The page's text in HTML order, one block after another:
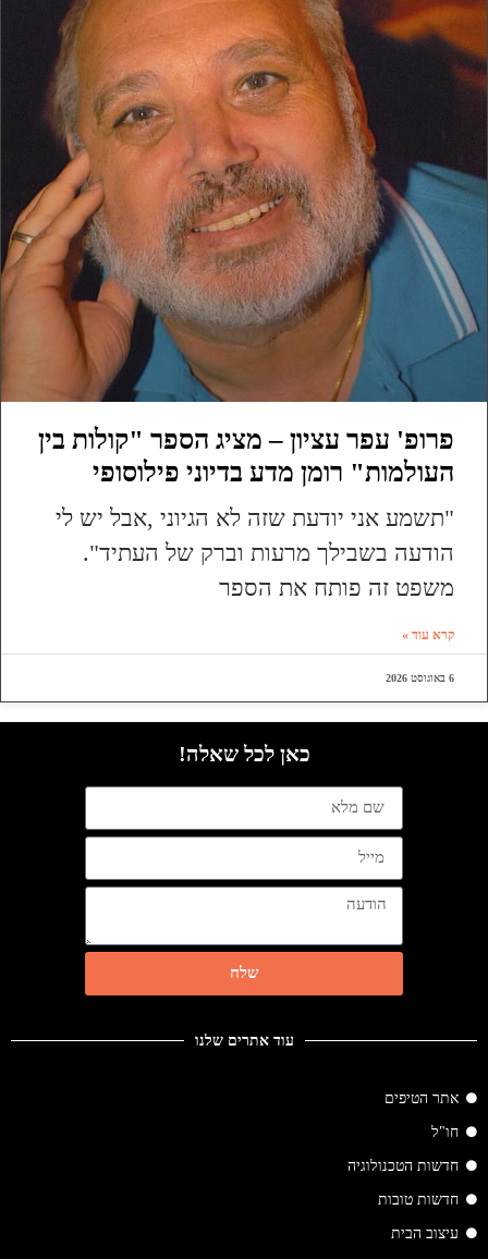
פרופ' עפר עציון – מציג הספר "קולות בין
העולמות" רומן מדע בדיוני פילוסופי
"תשמע אני יודעת שזה לא הגיוני ,אבל יש לי
הודעה בשבילך מרעות וברק של העתיד".
משפט זה פותח את הספר
קרא עוד »
6 באוגוסט 2026
עוד אתרים שלנו
אתר הטיפים
חו"ל
חדשות הטכנולוגיה
חדשות טובות
עיצוב הבית
כאן לכל שאלה!
שלח